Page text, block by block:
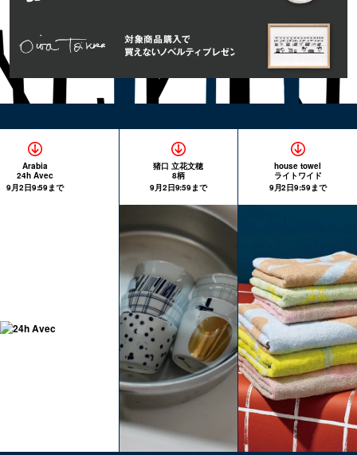
Arabia
24h Avec
9月2日9:59まで
猪口 立花文穂
8柄
9月2日9:59まで
house towel
ライトワイド
9月2日9:59まで